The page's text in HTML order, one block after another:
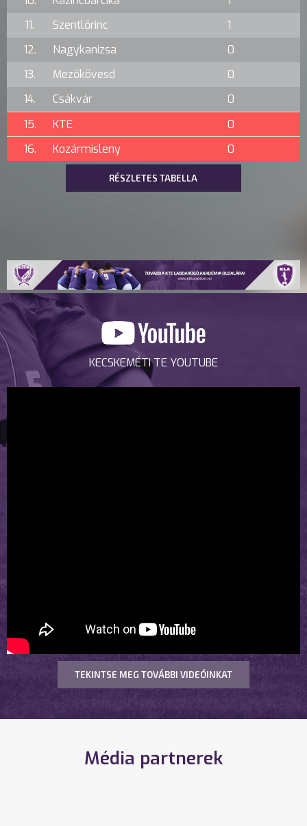
11.
Szentlőrinc
1
12.
Nagykanizsa
0
13.
Mezőkövesd
0
14.
Csákvár
0
15.
KTE
0
16.
Kozármisleny 0
RÉSZLETES TABELLA
KECSKEMÉTI TE YOUTUBE
TEKINTSE MEG TOVÁBBI VIDEÓINKAT
Média partnerek